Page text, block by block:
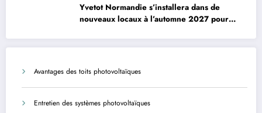
Yvetot Normandie s’installera dans de
nouveaux locaux à l’automne 2027 pour
agents
Avantages des toits photovoltaïques
Entretien des systèmes photovoltaïques